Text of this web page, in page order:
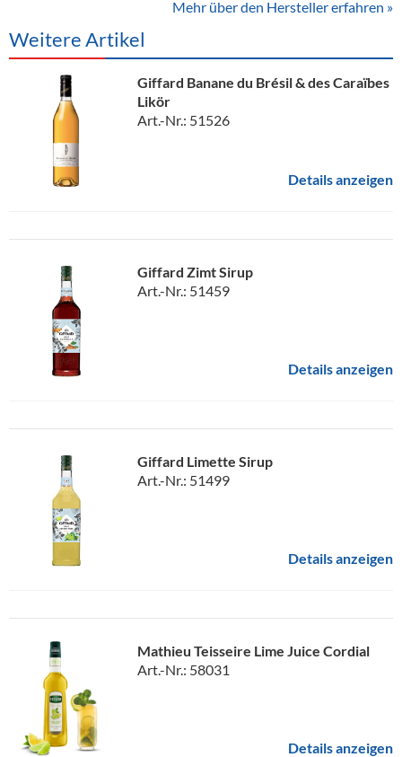
Mehr über den Hersteller erfahren »
Weitere Artikel
Giffard Banane du Brésil & des Caraïbes
Likör
Art.-Nr.: 51526
Details anzeigen
Giffard Zimt Sirup
Art.-Nr.: 51459
Details anzeigen
Giffard Limette Sirup
Art.-Nr.: 51499
Details anzeigen
Mathieu Teisseire Lime Juice Cordial
Art.-Nr.: 58031
Details anzeigen